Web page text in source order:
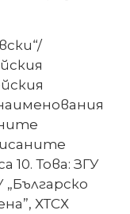
10. Това: ЗГУ
„Българско
ХТСХ